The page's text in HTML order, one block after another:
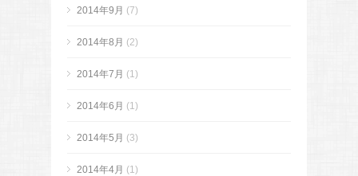
2014年9月 (7)
2014年8月 (2)
2014年7月 (1)
2014年6月 (1)
2014年5月 (3)
2014年4月 (1)